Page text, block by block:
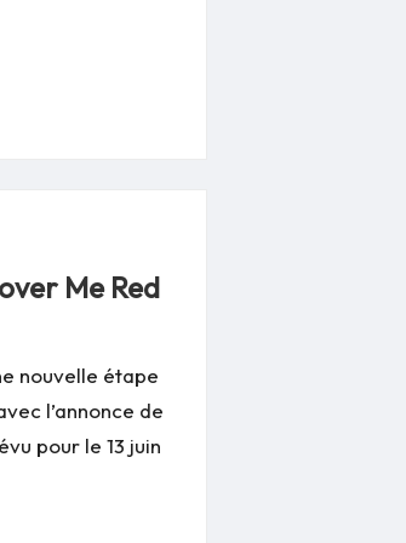
Me Red
nouvelle étape
l’annonce de
pour le 13 juin